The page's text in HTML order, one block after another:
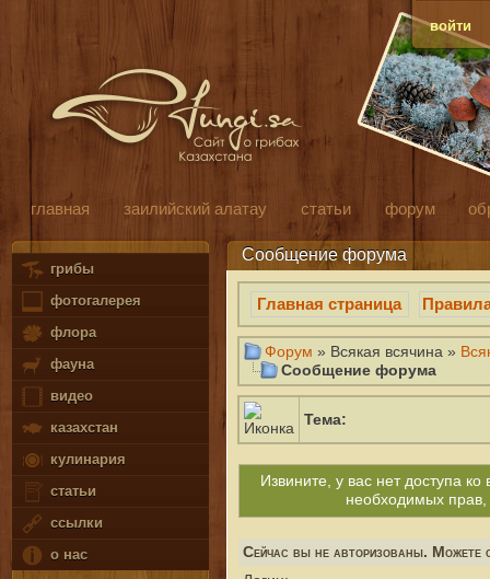
войти
главная заилийский алатау статьи форум
грибы
фотогалерея
флора
фауна
видео
казахстан
кулинария
статьи
ссылки
о нас
Сообщение форума
Главная страница
Форум » Всякая всячина »
Сообщение форума
Тема:
Извините, у вас нет доступа
необходимых прав,
Сейчас вы не авторизованы. Можете